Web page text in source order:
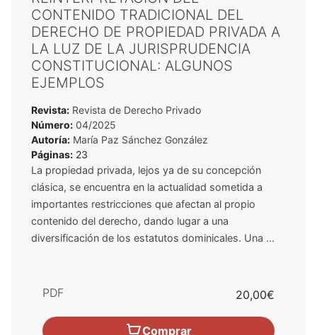
CONTENIDO TRADICIONAL DEL
DERECHO DE PROPIEDAD PRIVADA A
LA LUZ DE LA JURISPRUDENCIA
CONSTITUCIONAL: ALGUNOS
EJEMPLOS
Revista: Revista de Derecho Privado
Número: 04/2025
Autoría: María Paz Sánchez González
Páginas: 23
La propiedad privada, lejos ya de su concepción
clásica, se encuentra en la actualidad sometida a
importantes restricciones que afectan al propio
contenido del derecho, dando lugar a una
diversificación de los estatutos dominicales. Una ...
PDF 20,00€
Comprar